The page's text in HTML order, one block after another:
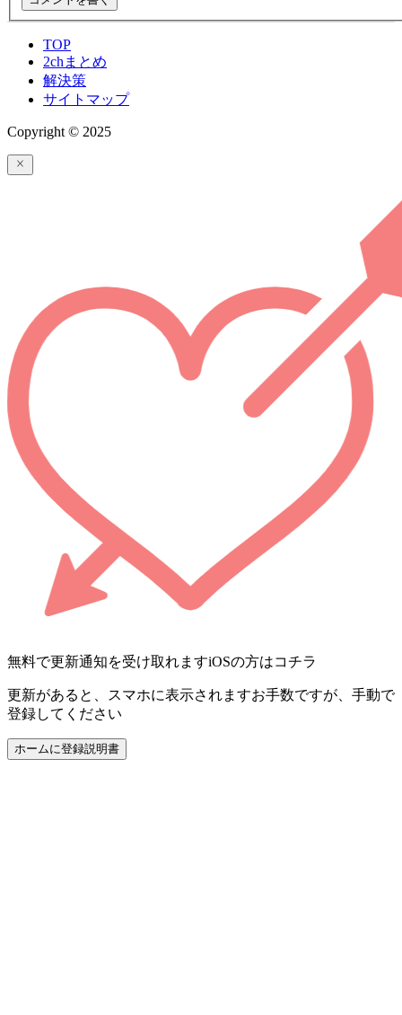
TOP
2chまとめ
解決策
サイトマップ
Copyright © 2025
無料で更新通知を受け取れますiOSの方はコチラ
更新があると、スマホに表示されますお手数ですが、手動で
登録してください
ホームに登録説明書